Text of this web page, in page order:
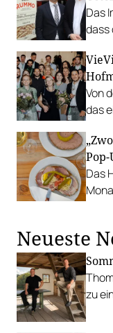
Das
dass
Von
das
die
Pop-
Das
Neueste
zu